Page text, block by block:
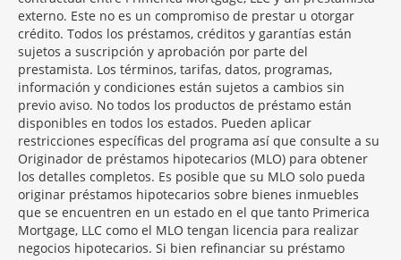
externo. Este no es un compromiso de prestar u otorgar
crédito. Todos los préstamos, créditos y garantías están
sujetos a suscripción y aprobación por parte del
prestamista. Los términos, tarifas, datos, programas,
información y condiciones están sujetos a cambios sin
previo aviso. No todos los productos de préstamo están
disponibles en todos los estados. Pueden aplicar
restricciones específicas del programa así que consulte a su
Originador de préstamos hipotecarios (MLO) para obtener
los detalles completos. Es posible que su MLO solo pueda
originar préstamos hipotecarios sobre bienes inmuebles
que se encuentren en un estado en el que tanto Primerica
Mortgage, LLC como el MLO tengan licencia para realizar
negocios hipotecarios. Si bien refinanciar su préstamo